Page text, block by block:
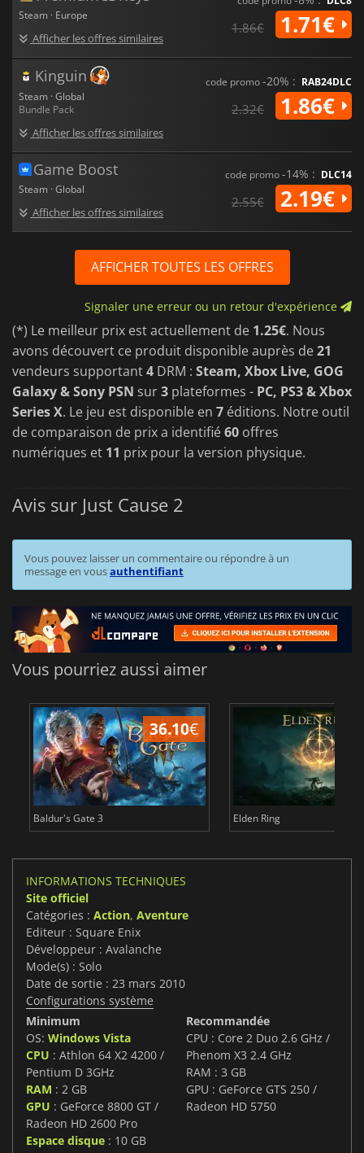
Steam · Europe
Afficher les offres similaires
1.86€ 1.71€
Kinguin
Steam · Global
Bundle Pack
Afficher les offres similaires
code promo-20% : RAB24DLC
2.32€ 1.86€
Game Boost
Steam · Global
Afficher les offres similaires
code promo-14% : DLC14
2.55€ 2.19€
AFFICHER TOUTES LES OFFRES
Signaler une erreur ou un retour d'expérience
(*) Le meilleur prix est actuellement de 1.25€. Nous
avons découvert ce produit disponible auprès de21
vendeurs supportant4 DRM : Steam, Xbox Live, GOG
Galaxy & Sony PSN sur3 plateformes - PC, PS3 & Xbox
Series X. Le jeu est disponible en 7 éditions. Notre outil
de comparaison de prix a identifié60 offres
numériques et 11 prix pour la version physique.
Avis sur Just Cause 2
Vous pouvez laisser un commentaire ou répondre à un
message en vousauthentifiant
Vous pourriez aussi aimer
36.10€
Baldur's Gate 3 Elden Ring
INFORMATIONS TECHNIQUES
Site officiel
Catégories : Action, Aventure
Editeur : Square Enix
Développeur : Avalanche
Mode(s) : Solo
Date de sortie : 23 mars 2010
Configurations système
Minimum
OS: Windows Vista
CPU : Athlon 64 X2 4200 /
Pentium D 3GHz
RAM : 2 GB
GPU : GeForce 8800 GT /
Radeon HD 2600 Pro
Espace disque : 10 GB
Recommandée
CPU : Core 2 Duo 2.6 GHz /
Phenom X3 2.4 GHz
RAM : 3 GB
GPU : GeForce GTS 250 /
Radeon HD 5750